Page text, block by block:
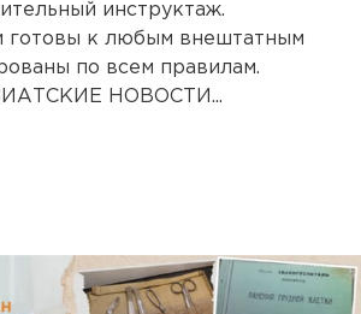
инструктаж.
готовы к любым внештатным
по всем правилам.
НОВОСТИ...